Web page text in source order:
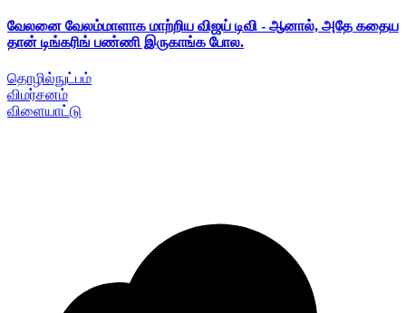
வேலனை வேலம்மாளாக மாற்றிய விஜய் டிவி - ஆனால், அதே கதைய
தான் டிங்கரிங் பண்ணி இருகாங்க போல.
தொழில்நுட்பம்
விமர்சனம்
விளையாட்டு